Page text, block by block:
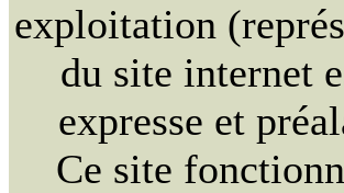
exploitation
du site internet
expresse et
Ce site